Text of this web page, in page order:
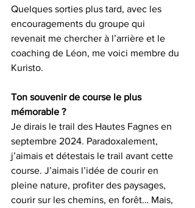
Quelques sorties plus tard, avec les
encouragements du groupe qui
revenait me chercher à l’arrière et le
coaching de Léon, me voici membre du
Kuristo.
Ton souvenir de course le plus
mémorable ?
Je dirais le trail des Hautes Fagnes en
septembre 2024. Paradoxalement,
j’aimais et détestais le trail avant cette
course. J’aimais l’idée de courir en
pleine nature, profiter des paysages,
courir sur les chemins, en forêt… Mais,